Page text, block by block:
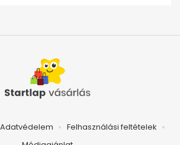
Adatvédelem
Felhasználási feltételek